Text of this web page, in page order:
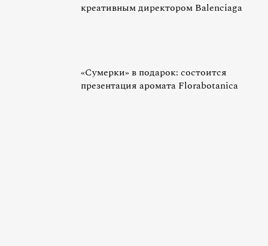
креативным директором Balenciaga
«Сумерки» в подарок: состоится
презентация аромата Florabotanica